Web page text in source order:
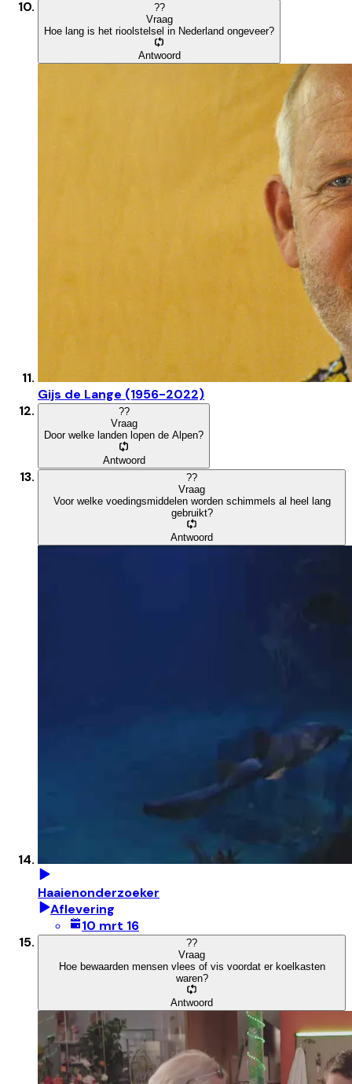
??
Vraag
Hoe lang is het rioolstelsel in Nederland ongeveer?
Antwoord
Gijs de Lange (1956-2022)
??
Vraag
Door welke landen lopen de Alpen?
Antwoord
??
Vraag
Voor welke voedingsmiddelen worden schimmels al heel lang
gebruikt?
Antwoord
Haaienonderzoeker
Aflevering
10 mrt 16
??
Vraag
Hoe bewaarden mensen vlees of vis voordat er koelkasten
waren?
Antwoord